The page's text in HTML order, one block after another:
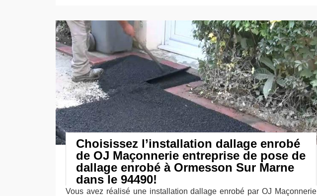
Choisissez l’installation dallage enrobé
de OJ Maçonnerie entreprise de pose de
dallage enrobé à Ormesson Sur Marne
dans le 94490!
Vous avez réalisé une installation dallage enrobé par OJ Maçonnerie